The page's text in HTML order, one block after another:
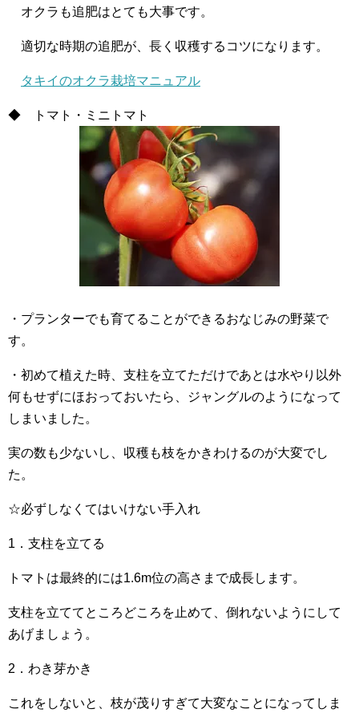
オクラも追肥はとても大事です。
適切な時期の追肥が、長く収穫するコツになります。
タキイのオクラ栽培マニュアル
◆ トマト・ミニトマト
・プランターでも育てることができるおなじみの野菜で
す。
・初めて植えた時、支柱を立てただけであとは水やり以外
何もせずにほおっておいたら、ジャングルのようになって
しまいました。
実の数も少ないし、収穫も枝をかきわけるのが大変でし
た。
☆必ずしなくてはいけない手入れ
1．支柱を立てる
トマトは最終的には1.6m位の高さまで成長します。
支柱を立ててところどころを止めて、倒れないようにして
あげましょう。
2．わき芽かき
これをしないと、枝が茂りすぎて大変なことになってしま